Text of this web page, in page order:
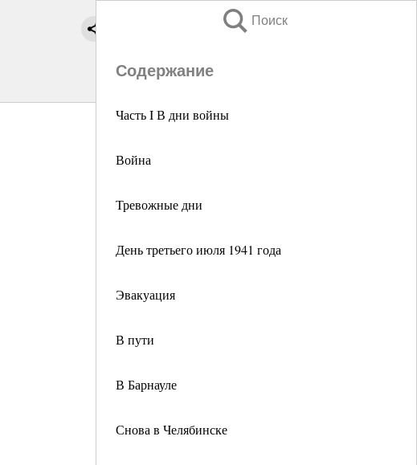
Поиск
Содержание
Часть I В дни войны
Война
Тревожные дни
День третьего июля 1941 года
Эвакуация
В пути
В Барнауле
Снова в Челябинске